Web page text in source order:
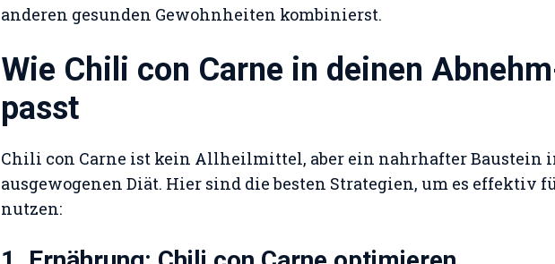
anderen gesunden Gewohnheiten kombinierst.
Wie Chili con Carne in deinen
passt
Chili con Carne ist kein Allheilmittel, aber ein nahrhafter Baustein
ausgewogenen Diät. Hier sind die besten Strategien, um es effektiv
nutzen: